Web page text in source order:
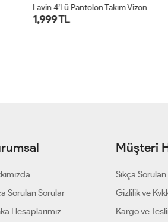
Takım Vizon Grace
Sorulan Sorular
Hesaplarımız
Müşteri
Sıkça
Gizlilik ve
Kargo ve